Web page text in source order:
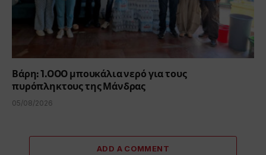
Βάρη: 1.000 μπουκάλια νερό για τους
πυρόπληκτους της Μάνδρας
05/08/2026
ADD A COMMENT